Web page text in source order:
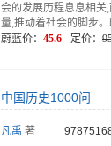
会的发展历程息息相关
量,推动着社会的脚步
蔚蓝价： 45.6 定价：
中国历史1000问
凡禹 著